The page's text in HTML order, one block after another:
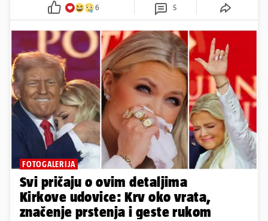
6 5
FOTOGALERIJA
Svi pričaju o ovim detaljima
Kirkove udovice: Krv oko vrata,
značenje prstenja i geste rukom